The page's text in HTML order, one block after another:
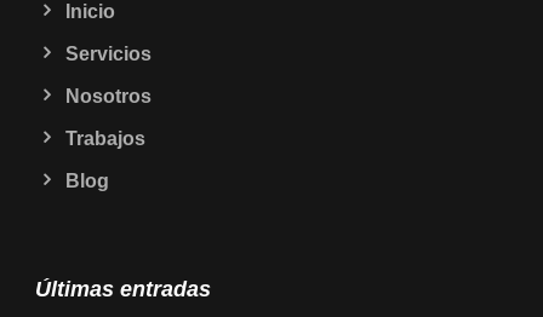
Inicio
Servicios
Nosotros
Trabajos
Blog
Últimas entradas